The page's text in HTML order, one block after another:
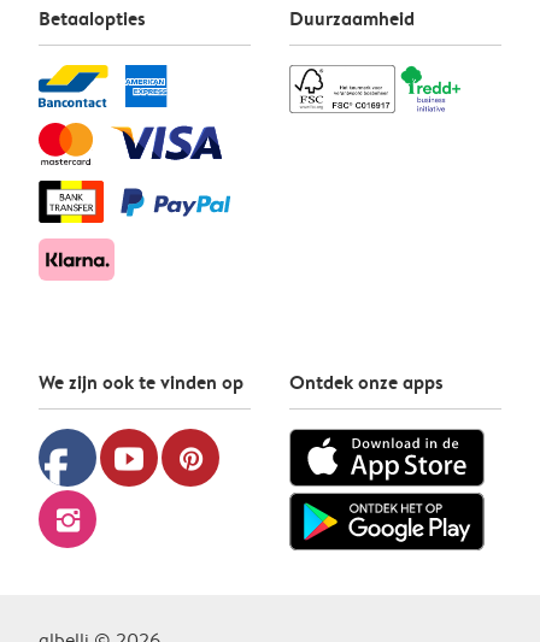
Betaalopties Duurzaamheid
We zijn ook te vinden op
facebook youtube pinterest
instagram
Ontdek onze apps